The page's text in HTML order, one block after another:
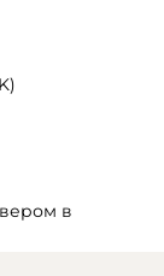
в